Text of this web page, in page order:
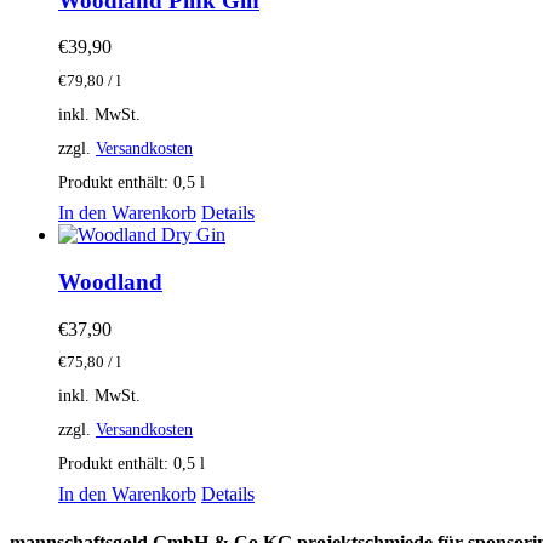
€39,90
€79,80 / l
inkl. MwSt.
zzgl. Versandkosten
Produkt enthält: 0,5 l
In den Warenkorb Details
Woodland
€37,90
€75,80 / l
inkl. MwSt.
zzgl. Versandkosten
Produkt enthält: 0,5 l
In den Warenkorb Details